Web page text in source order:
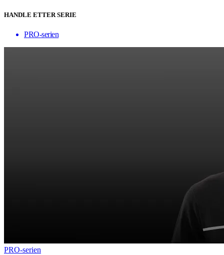
HANDLE ETTER SERIE
PRO-serien
PRO-serien